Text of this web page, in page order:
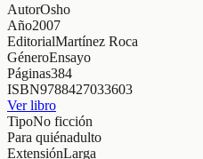
AutorOsho
Año2007
EditorialMartínez Roca
GéneroEnsayo
Páginas384
ISBN9788427033603
Ver libro
TipoNo ficción
Para quiénadulto
ExtensiónLarga